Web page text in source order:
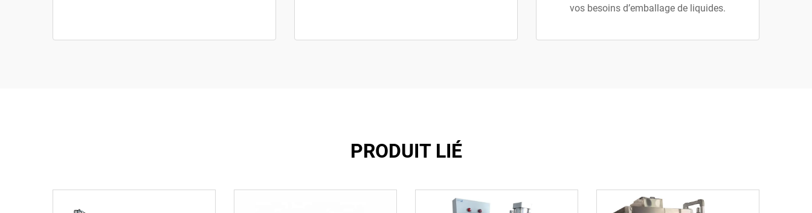
vos besoins d’emballage de liquides.
PRODUIT LIÉ